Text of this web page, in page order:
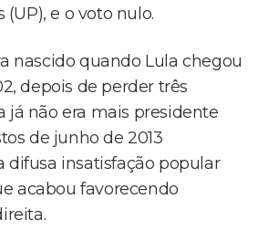
(UP), e o voto nulo.
nascido quando Lula chegou
depois de perder três
já não era mais presidente
de junho de 2013
insatisfação popular
acabou favorecendo